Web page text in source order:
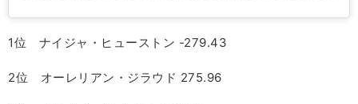
1位 ナイジャ・ヒューストン -279.43
2位 オーレリアン・ジラウド 275.96